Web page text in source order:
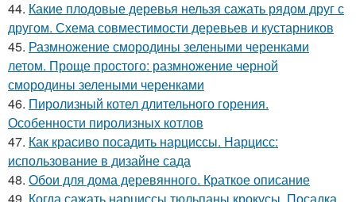
44. Какие плодовые деревья нельзя сажать рядом друг с
другом. Схема совместимости деревьев и кустарников
45. Размножение смородины зелеными черенками
летом. Проще простого: размножение черной
смородины зелеными черенками
46. Пиролизный котел длительного горения.
Особенности пиролизных котлов
47. Как красиво посадить нарциссы. Нарцисс:
использование в дизайне сада
48. Обои для дома деревянного. Краткое описание